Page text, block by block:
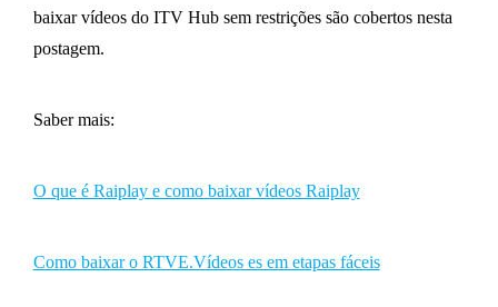
baixar vídeos do ITV Hub sem restrições são cobertos nesta
postagem.
Saber mais:
O que é Raiplay e como baixar vídeos Raiplay
Como baixar o RTVE.Vídeos es em etapas fáceis